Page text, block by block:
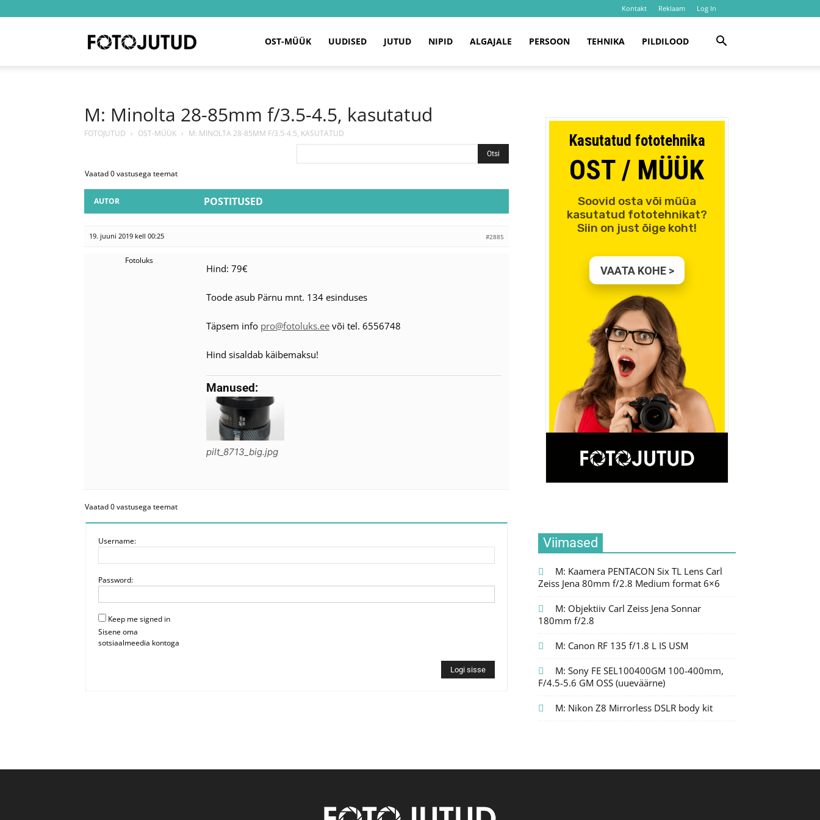
Kontakt Reklaam Log In
OST-MÜÜK UUDISED JUTUD NIPID ALGAJALE PERSOON TEHNIKA PILDILOOD
M: Minolta 28-85mm f/3.5-4.5, kasutatud
FOTOJUTUD › OST-MÜÜK › M: MINOLTA 28-85MM F/3.5-4.5, KASUTATUD
Vaatad 0 vastusega teemat
AUTOR POSTITUSED
19. juuni 2019 kell 00:25 #2885
Fotoluks
Hind: 79€
Toode asub Pärnu mnt. 134 esinduses
Täpsem info pro@fotoluks.ee või tel. 6556748
Hind sisaldab käibemaksu!
Manused:
pilt_8713_big.jpg
Vaatad 0 vastusega teemat
Username:
Password:
Keep me signed in
Sisene oma
sotsiaalmeedia kontoga
Logi sisse
Viimased
M: Kaamera PENTACON Six TL Lens Carl
Zeiss Jena 80mm f/2.8 Medium format 6×6
M: Objektiiv Carl Zeiss Jena Sonnar
180mm f/2.8
M: Canon RF 135 f/1.8 L IS USM
M: Sony FE SEL100400GM 100-400mm,
F/4.5-5.6 GM OSS (uueväärne)
M: Nikon Z8 Mirrorless DSLR body kit